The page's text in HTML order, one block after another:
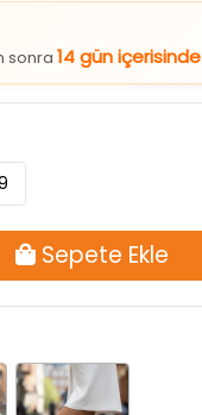
sonra 14 gün içerisinde
Sepete Ekle